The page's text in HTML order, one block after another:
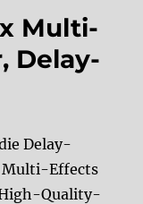
Multi-
Delay-
Delay-
Multi-Effects
High-Quality-